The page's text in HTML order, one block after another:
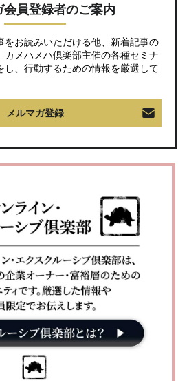
会員登録者のご案内
をお読みいただける他、新着記事の
カメハメハ倶楽部主催の各種セミナ
し、行動するための情報を厳選して
メルマガ登録